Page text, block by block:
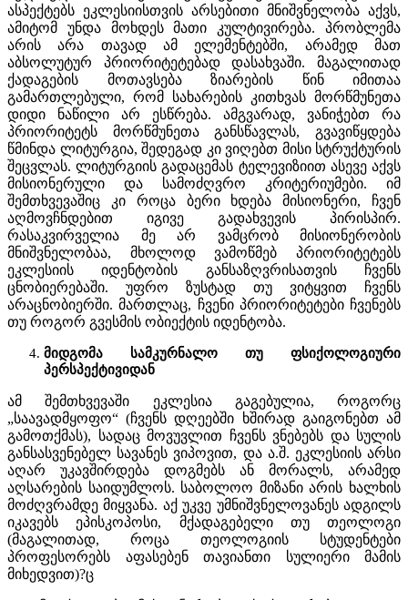
ასპექტებს ეკლესიისთვის არსებითი მნიშვნელობა აქვს,
ამიტომ უნდა მოხდეს მათი კულტივირება. პრობლემა
არის არა თავად ამ ელემენტებში, არამედ მათ
აბსოლუტურ პრიორიტეტებად დასახვაში. მაგალითად
ქადაგების მოთავსება ზიარების წინ იმითაა
გამართლებული, რომ სახარების კითხვას მორწმუნეთა
დიდი ნაწილი არ ესწრება. ამგვარად, ვანიჭებთ რა
პრიორიტეტს მორწმუნეთა განსწავლას, გვავიწყდება
წმინდა ლიტურგია, შედეგად კი ვიღებთ მისი სტრუქტურის
შეცვლას. ლიტურგიის გადაცემას ტელევიზიით ასევე აქვს
მისიონერული და სამოძღვრო კრიტერიუმები. იმ
შემთხვევაშიც კი როცა ბერი ხდება მისიონერი, ჩვენ
აღმოვჩნდებით იგივე გადახვევის პირისპირ.
რასაკვირველია მე არ ვამცრობ მისიონერობის
მნიშვნელობაა, მხოლოდ ვამოწმებ პრიორიტეტებს
ეკლესიის იდენტობის განსაზღვრისათვის ჩვენს
ცნობიერებაში. უფრო ზუსტად თუ ვიტყვით ჩვენს
არაცნობიერში. მართლაც, ჩვენი პრიორიტეტები ჩვენებს
თუ როგორ გვესმის ობიექტის იდენტობა.
მიდგომა სამკურნალო თუ ფსიქოლოგიური
პერსპექტივიდან
ამ შემთხვევაში ეკლესია გაგებულია, როგორც
„საავადმყოფო“ (ჩვენს დღეებში ხშირად გაიგონებთ ამ
გამოთქმას), სადაც მოვუვლით ჩვენს ვნებებს და სულის
განსასვენებელ სავანეს ვიპოვით, და ა.შ. ეკლესიის არსი
აღარ უკავშირდება დოგმებს ან მორალს, არამედ
აღსარების საიდუმლოს. საბოლოო მიზანი არის ხალხის
მოძღვრამდე მიყვანა. აქ უკვე უმნიშვნელოვანეს ადგილს
იკავებს ეპისკოპოსი, მქადაგებელი თუ თეოლოგი
(მაგალითად, როცა თეოლოგიის სტუდენტები
პროფესორებს აფასებენ თავიანთი სულიერი მამის
მიხედვით)?ც